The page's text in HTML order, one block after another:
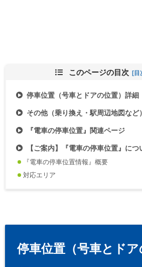
このページの目次
停車位置（号車とドアの位置）詳細
その他（乗り換え・駅周辺地図など）
『電車の停車位置』関連ページ
【ご案内】『電車の停車位置』につ
『電車の停車位置情報』概要
対応エリア
停車位置（号車とド